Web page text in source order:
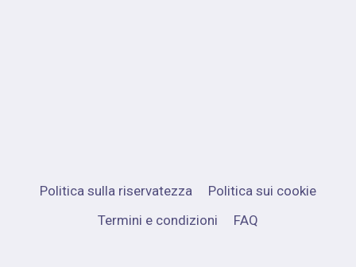
Politica sulla riservatezza
Politica sui cookie
Termini e condizioni
FAQ